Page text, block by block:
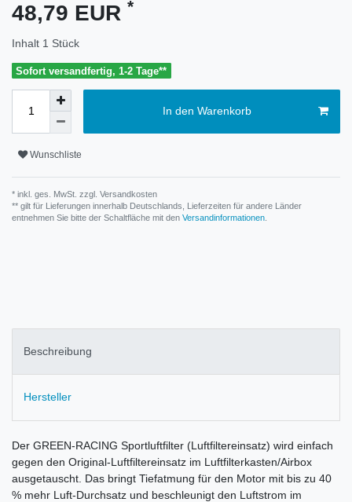
48,79 EUR *
Inhalt 1 Stück
Sofort versandfertig, 1-2 Tage**
In den Warenkorb
Wunschliste
* inkl. ges. MwSt. zzgl. Versandkosten
** gilt für Lieferungen innerhalb Deutschlands, Lieferzeiten für andere Länder
entnehmen Sie bitte der Schaltfläche mit den Versandinformationen
Beschreibung
Hersteller
Der GREEN-RACING Sportluftfilter (Luftfiltereinsatz) wird einfach
gegen den Original-Luftfiltereinsatz im Luftfilterkasten/Airbox
ausgetauscht. Das bringt Tiefatmung für den Motor mit bis zu 40
% mehr Luft-Durchsatz und beschleunigt den Luftstrom im